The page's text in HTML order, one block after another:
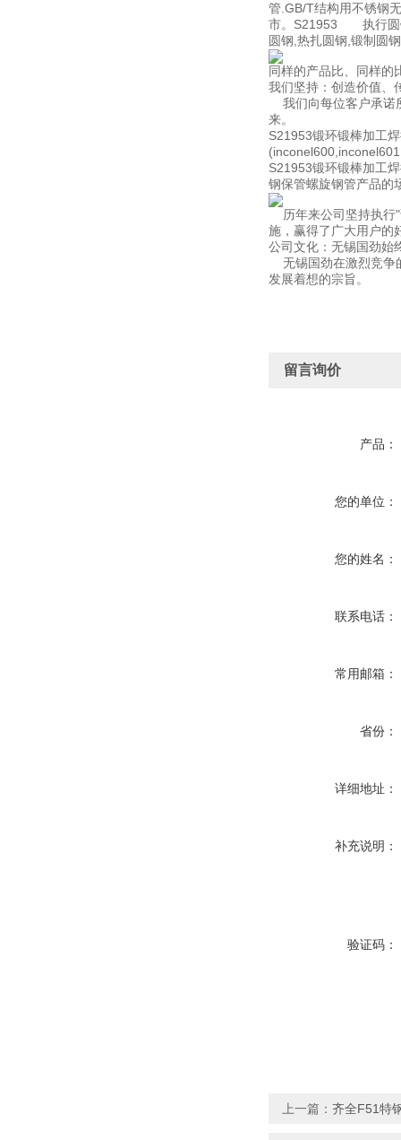
管.GB/T结构用不锈钢
市。S21953 执行圆钢
圆钢,热扎圆钢,锻制圆
同样的产品比、同样的
我们坚持：创造价值、
我们向每位客户承诺
来。
S21953锻环锻棒加工
S21953锻环锻棒加工
钢保管螺旋钢管产品的
历年来公司坚持执行"
施，赢得了广大用户的
公司文化：无锡国劲始
无锡国劲在激烈竞争
发展着想的宗旨。
留言询价
产品：
您的单位：
您的姓名：
联系电话：
常用邮箱：
省份：
详细地址：
补充说明：
验证码：
上一篇： 齐全F51特